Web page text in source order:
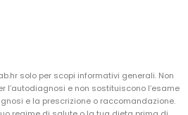
solo per scopi informativi generali. Non
l’autodiagnosi e non sostituiscono l’esame
e la prescrizione o raccomandazione.